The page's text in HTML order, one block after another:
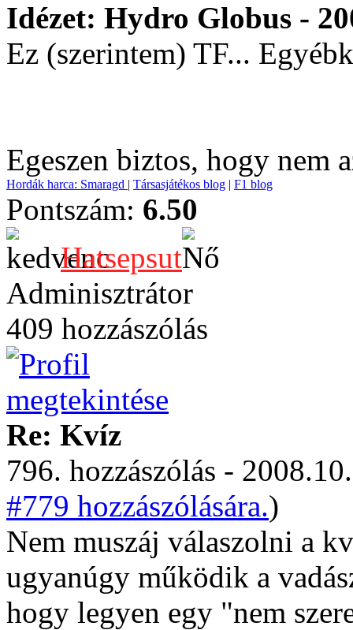
Idézet: Hydro Globus -
Ez (szerintem) TF...
Egeszen biztos, hogy nem
Hordák harca: Smaragd | Társasjátékos blog | F1 blog
Pontszám: 6.50
Hatsepsut
Adminisztrátor
409 hozzászólás
Re: Kvíz
796. hozzászólás -
#779 hozzászólására.)
Nem muszáj válaszolni a
ugyanúgy működik a
hogy legyen egy "nem